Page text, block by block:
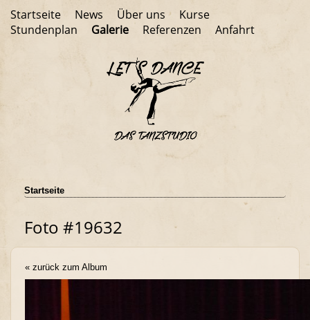
Startseite News Über uns
Kurse
Stundenplan
Galerie Referenzen Anfahrt
Startseite
Foto #19632
« zurück zum Album